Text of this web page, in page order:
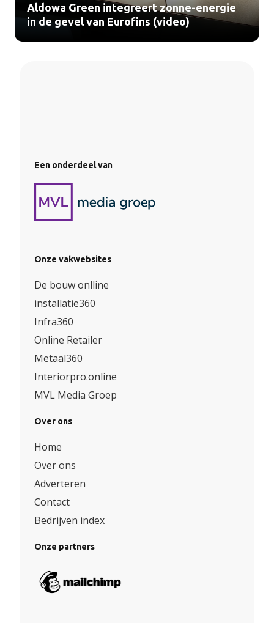
Aldowa Green integreert zonne-energie
in de gevel van Eurofins (video)
Een onderdeel van
Onze vakwebsites
De bouw onlline
installatie360
Infra360
Online Retailer
Metaal360
Interiorpro.online
MVL Media Groep
Over ons
Home
Over ons
Adverteren
Contact
Bedrijven index
Onze partners